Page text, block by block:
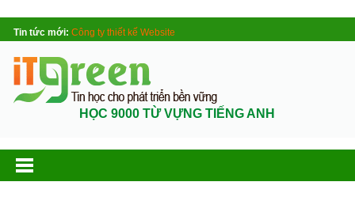
Tin tức mới: Công ty thiết kế Website
HỌC 9000 TỪ VỰNG TIẾNG ANH